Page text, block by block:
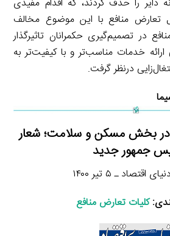
دایر را حذف کردند، که اقدام مفیدی
تعارض منافع با این موضوع مخالف
در تصمیم‌گیری حکمرانان تاثیرگذار
خدمات مناسب‌تر و با کیفیت‌تر به
درنظر گرفت.
در بخش مسکن و سلامت؛ شعار
جمهور جدید
اقتصاد ـ ۵ تیر ۱۴۰۰
کلیات تعارض منافع